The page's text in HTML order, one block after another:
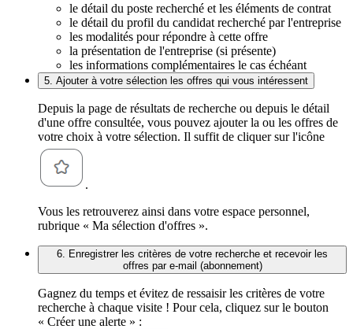
le détail du poste recherché et les éléments de contrat
le détail du profil du candidat recherché par l'entreprise
les modalités pour répondre à cette offre
la présentation de l'entreprise (si présente)
les informations complémentaires le cas échéant
5. Ajouter à votre sélection les offres qui vous intéressent
Depuis la page de résultats de recherche ou depuis le détail
d'une offre consultée, vous pouvez ajouter la ou les offres de
votre choix à votre sélection. Il suffit de cliquer sur l'icône
.
Vous les retrouverez ainsi dans votre espace personnel,
rubrique « Ma sélection d'offres ».
6. Enregistrer les critères de votre recherche et recevoir les
offres par e-mail (abonnement)
Gagnez du temps et évitez de ressaisir les critères de votre
recherche à chaque visite ! Pour cela, cliquez sur le bouton
« Créer une alerte » :